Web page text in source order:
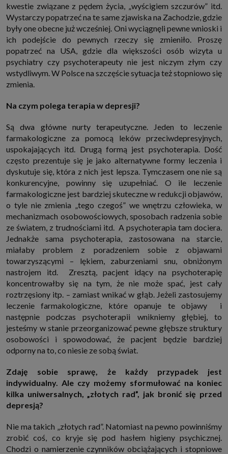
kwestie związane z pędem życia, „wyścigiem szczurów” itd.
Wystarczy popatrzeć na te same zjawiska na Zachodzie, gdzie
były one obecne już wcześniej. Oni wyciągnęli pewne wnioski i
ich podejście do pewnych rzeczy się zmieniło. Proszę
popatrzeć na USA, gdzie dla większości osób wizyta u
psychiatry czy psychoterapeuty nie jest niczym złym czy
wstydliwym. W Polsce na szczęście sytuacja też stopniowo się
zmienia.
Na czym polega terapia w depresji?
Są dwa główne nurty terapeutyczne. Jeden to leczenie
farmakologiczne za pomocą leków przeciwdepresyjnych,
uspokajających itd. Drugą formą jest psychoterapia. Dość
często prezentuje się je jako alternatywne formy leczenia i
dyskutuje się, która z nich jest lepsza. Tymczasem one nie są
konkurencyjne, powinny się uzupełniać. O ile leczenie
farmakologiczne jest bardziej skuteczne w redukcji objawów,
o tyle nie zmienia „tego czegoś” we wnętrzu człowieka, w
mechanizmach osobowościowych, sposobach radzenia sobie
ze światem, z trudnościami itd. A psychoterapia tam dociera.
Jednakże sama psychoterapia, zastosowana na starcie,
miałaby problem z poradzeniem sobie z objawami
towarzyszącymi – lękiem, zaburzeniami snu, obniżonym
nastrojem itd. Zresztą, pacjent idący na psychoterapię
koncentrowałby się na tym, że nie może spać, jest cały
roztrzęsiony itp. – zamiast wnikać w głąb. Jeżeli zastosujemy
leczenie farmakologiczne, które opanuje te objawy i
następnie podczas psychoterapii wnikniemy głębiej, to
jesteśmy w stanie przeorganizować pewne głębsze struktury
osobowości i spowodować, że pacjent będzie bardziej
odporny na to, co niesie ze sobą świat.
Zdaję sobie sprawę, że każdy przypadek jest
indywidualny. Ale czy możemy sformułować na koniec
kilka uniwersalnych, „złotych rad”, jak bronić się przed
depresją?
Nie ma takich „złotych rad”. Natomiast na pewno powinniśmy
zrobić coś, co kryje się pod hasłem higieny psychicznej.
Chodzi o namierzenie czynników obciążających i stopniowe